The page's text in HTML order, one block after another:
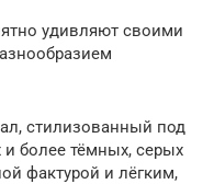
удивляют своими
стилизованный под
и более тёмных, серых
фактурой и лёгким,